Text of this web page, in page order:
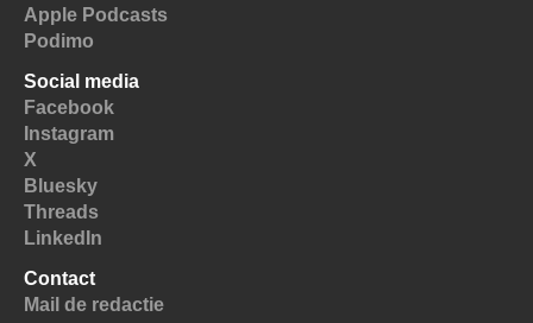
Apple Podcasts
Podimo
Social media
Facebook
Instagram
X
Bluesky
Threads
LinkedIn
Contact
Mail de redactie